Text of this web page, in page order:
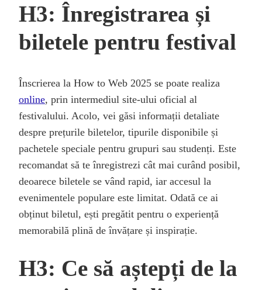
H3: Înregistrarea și
biletele pentru festival
Înscrierea la How to Web 2025 se poate realiza
online, prin intermediul site-ului oficial al
festivalului. Acolo, vei găsi informații detaliate
despre prețurile biletelor, tipurile disponibile și
pachetele speciale pentru grupuri sau studenți. Este
recomandat să te înregistrezi cât mai curând posibil,
deoarece biletele se vând rapid, iar accesul la
evenimentele populare este limitat. Odată ce ai
obținut biletul, ești pregătit pentru o experiență
memorabilă plină de învățare și inspirație.
H3: Ce să aștepți de la